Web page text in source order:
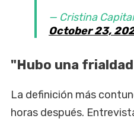
— Cristina
October 23,
"Hubo una
La definición más
horas después.